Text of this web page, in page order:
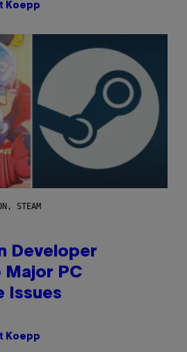
Koepp
STEAM
Developer
Major PC
Issues
Koepp